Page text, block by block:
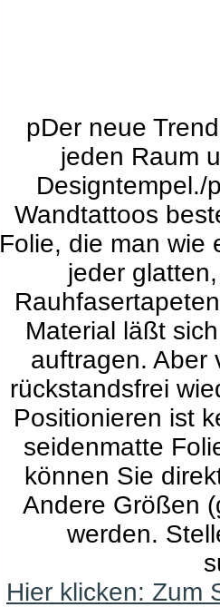
pDer neue
jeden Raum
Designtempel./
Wandtattoos
Folie, die man wie
jeder
Material läßt
auftragen. Aber
rückstandsfrei
Positionieren ist
seidenmatte
können Sie
Andere Größen
werden.
Hier klicken: Zum